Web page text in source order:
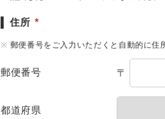
住所 *
郵便番号をご入力いただくと自動的に住
郵便番号 〒
都道府県